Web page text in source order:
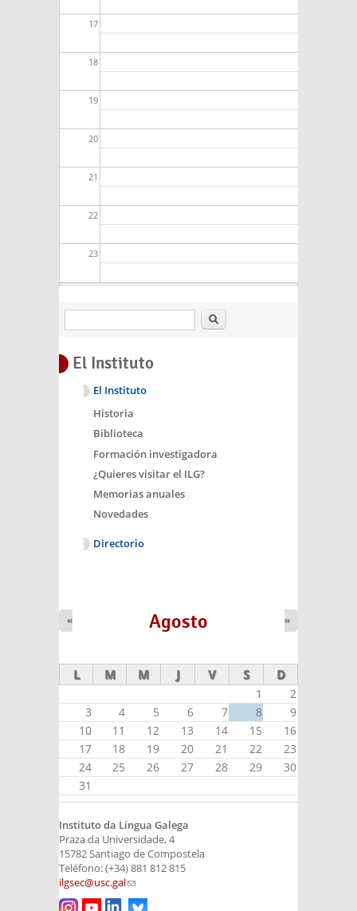
17
18
19
20
21
22
23
Buscar
El Instituto
El Instituto
Historia
Biblioteca
Formación investigadora
¿Quieres visitar el ILG?
Memorias anuales
Novedades
Directorio
Agosto
« »
L M M J V S D
1
2
3
4 5 6 7 8
9
10
11 12 13 14 15
16
17
18 19 20 21 22
23
24
25 26 27 28 29
30
31
Instituto da Lingua Galega
Praza da Universidade, 4
15782 Santiago de Compostela
Teléfono: (+34) 881 812 815
ilgsec@usc.gal(link sends e-mail)